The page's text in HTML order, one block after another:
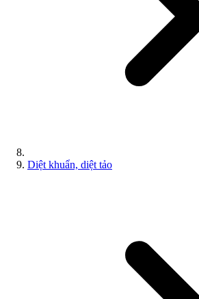
Diệt khuẩn, diệt tảo